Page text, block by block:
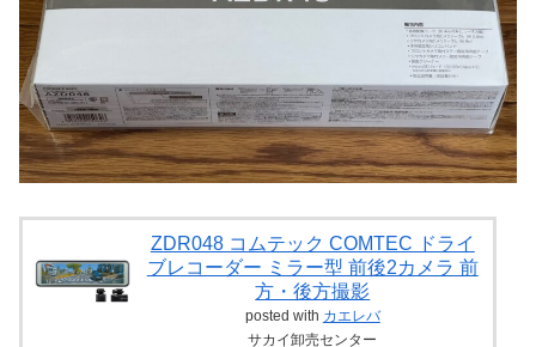
ZDR048 コムテック COMTEC ドライ
ブレコーダー ミラー型 前後2カメラ 前
方・後方撮影
posted with カエレバ
サカイ卸売センター